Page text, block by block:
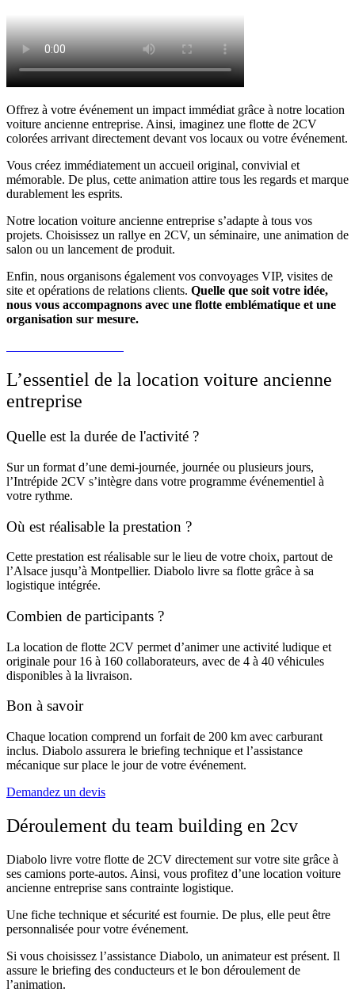
Offrez à votre événement un impact immédiat grâce à notre location
voiture ancienne entreprise. Ainsi, imaginez une flotte de 2CV
colorées arrivant directement devant vos locaux ou votre événement.
Vous créez immédiatement un accueil original, convivial et
mémorable. De plus, cette animation attire tous les regards et marque
durablement les esprits.
Notre location voiture ancienne entreprise s’adapte à tous vos
projets. Choisissez un rallye en 2CV, un séminaire, une animation de
salon ou un lancement de produit.
Enfin, nous organisons également vos convoyages VIP, visites de
site et opérations de relations clients. Quelle que soit votre idée,
nous vous accompagnons avec une flotte emblématique et une
organisation sur mesure.
L’essentiel de la location voiture ancienne
entreprise
Quelle est la durée de l'activité ?
Sur un format d’une demi-journée, journée ou plusieurs jours,
l’Intrépide 2CV s’intègre dans votre programme événementiel à
votre rythme.
Où est réalisable la prestation ?
Cette prestation est réalisable sur le lieu de votre choix, partout de
l’Alsace jusqu’à Montpellier. Diabolo livre sa flotte grâce à sa
logistique intégrée.
Combien de participants ?
La location de flotte 2CV permet d’animer une activité ludique et
originale pour 16 à 160 collaborateurs, avec de 4 à 40 véhicules
disponibles à la livraison.
Bon à savoir
Chaque location comprend un forfait de 200 km avec carburant
inclus. Diabolo assurera le briefing technique et l’assistance
mécanique sur place le jour de votre événement.
Demandez un devis
Déroulement du team building en 2cv
Diabolo livre votre flotte de 2CV directement sur votre site grâce à
ses camions porte-autos. Ainsi, vous profitez d’une location voiture
ancienne entreprise sans contrainte logistique.
Une fiche technique et sécurité est fournie. De plus, elle peut être
personnalisée pour votre événement.
Si vous choisissez l’assistance Diabolo, un animateur est présent. Il
assure le briefing des conducteurs et le bon déroulement de
l’animation.